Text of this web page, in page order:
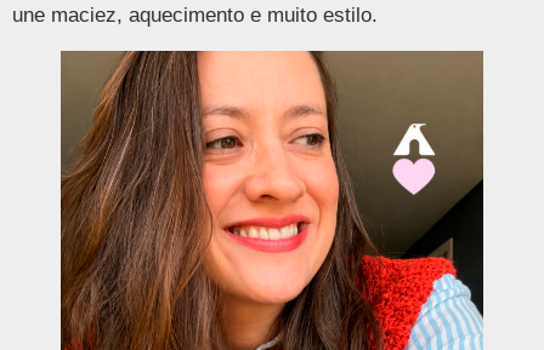
une maciez, aquecimento e muito estilo.